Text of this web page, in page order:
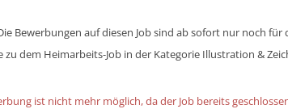
Bewerbungen auf diesen Job sind ab sofort nur noch
zu dem Heimarbeits-Job in der Kategorie Illustration &
ist nicht mehr möglich, da der Job bereits